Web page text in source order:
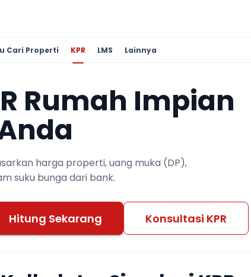
Cari Properti KPR LMS Lainnya
Rumah Impian
harga properti, uang muka (DP),
suku bunga dari bank.
Hitung Sekarang Konsultasi KPR